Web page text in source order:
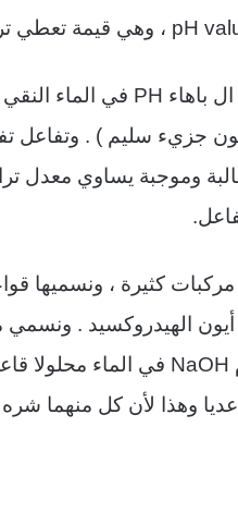
pH ، وهي قيمة تعطي
باهاء PH
جزيء سليم ) . وتفاعل
وموجبة يساوي معدل
.
كثيرة ، ونسميها
أيون الهيدروكسيد .
NaOH في الماء محلولا
وهذا لأن كل منهما